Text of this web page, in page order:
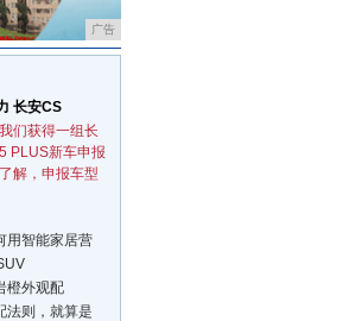
广告
长安CS
们获得一组长
PLUS新车申报
解，申报车型
用智能家居营
橙外观配
法则，就算是